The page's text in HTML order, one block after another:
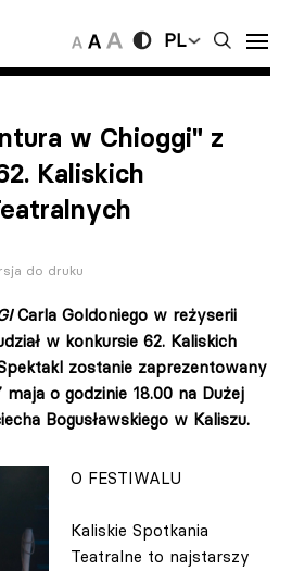
PL
w Chioggi" z
Kaliskich
do druku
Carla Goldoniego w reżyserii
w konkursie 62. Kaliskich
zostanie zaprezentowany
o godzinie 18.00 na Dużej
Bogusławskiego w Kaliszu.
O FESTIWALU
Kaliskie Spotkania
Teatralne to najstarszy